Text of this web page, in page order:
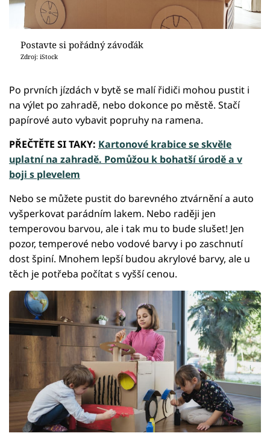
Postavte si pořádný závoďák
Zdroj: iStock
Po prvních jízdách v bytě se malí řidiči mohou pustit i
na výlet po zahradě, nebo dokonce po městě. Stačí
papírové auto vybavit popruhy na ramena.
PŘEČTĚTE SI TAKY: Kartonové krabice se skvěle
uplatní na zahradě. Pomůžou k bohatší úrodě a v
boji s plevelem
Nebo se můžete pustit do barevného ztvárnění a auto
vyšperkovat parádním lakem. Nebo raději jen
temperovou barvou, ale i tak mu to bude slušet! Jen
pozor, temperové nebo vodové barvy i po zaschnutí
dost špiní. Mnohem lepší budou akrylové barvy, ale u
těch je potřeba počítat s vyšší cenou.